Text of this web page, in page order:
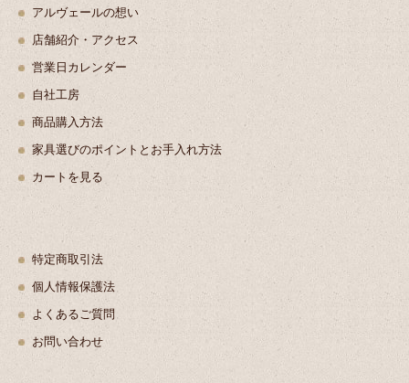
アルヴェールの想い
店舗紹介・アクセス
営業日カレンダー
自社工房
商品購入方法
家具選びのポイントとお手入れ方法
カートを見る
特定商取引法
個人情報保護法
よくあるご質問
お問い合わせ